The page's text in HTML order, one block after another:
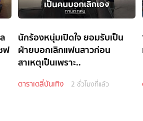
ฟ
นักร้องหนุ่มเปิดใจ ยอมรับเป็น
ฝ่ายบอกเลิกแฟนสาวก่อน
สาเหตุเป็นเพราะ..
ดาราเดลี่บันเทิง 2 ชั่วโมงที่แล้ว